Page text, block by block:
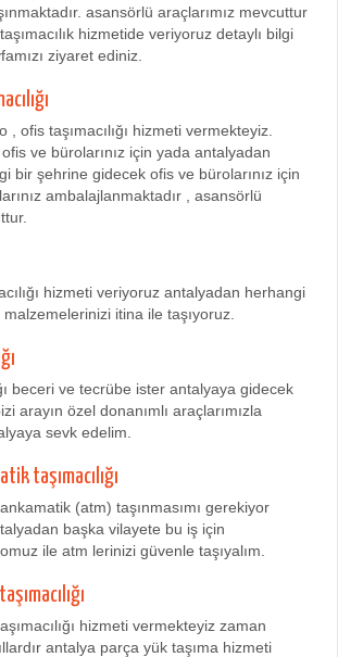
asansörlü araçlarımız mevcuttur
hizmetide veriyoruz detaylı bilgi
ziyaret ediniz.
ofis taşımacılığı hizmeti vermekteyiz.
ve bürolarınız için yada antalyadan
bir şehrine gidecek ofis ve bürolarınız için
ambalajlanmaktadır , asansörlü
hizmeti veriyoruz antalyadan herhangi
itina ile taşıyoruz.
beceri ve tecrübe ister antalyaya gidecek
arayın özel donanımlı araçlarımızla
sevk edelim.
taşımacılığı
(atm) taşınmasımı gerekiyor
başka vilayete bu iş için
ile atm lerinizi güvenle taşıyalım.
hizmeti vermekteyiz zaman
antalya parça yük taşıma hizmeti